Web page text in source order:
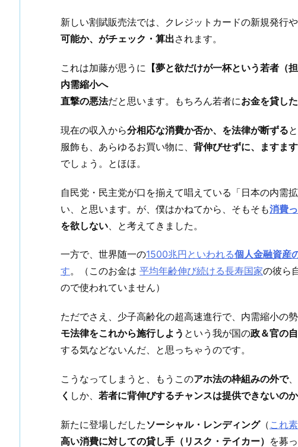
新しい割賦販売法では、クレジットカードの新規発行
可能か、がチェック・算出されます。
これは加藤が思うに 【夢と欲だけが一杯という若者（
内需縮小へ
直撃の悪法だと思います。もちろん若者にお金を貸し
現在の収入から分相応な消費か否か、を法律が断ずる
服飾も、あらゆるお買い物に、 背伸びせずに、 ますます
でしょう。とほほ。
自民党・民主党が口を揃えて唱えている「日本の内需
い、と思います。が、僕はかねてから、そもそも消費
を欲しない 、と考えてきました。
一方で、世界随一の1500兆円といわれる個人金融資産
す。（このお金は 平均年齢伸び続ける長寿国家の彼ら
ので使われていません）
ただでさえ、少子高齢化の超高速進行で、内需縮小の
モ法律をこれから施行しよう という我が国の政＆官の
する気などないんだ、と思っちゃうのです。
こうなってしまうと、もうこのアホ法の枠組みの外で
く しか、 若者に背伸びするチャンスは提供できないの
新たに登場しだした ソーシャル・レンディング（ これ
高い消費に対しての貸し手（リスク・テイカー） を募